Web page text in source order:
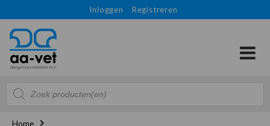
Inloggen Registreren
Producten
zoeken
Home